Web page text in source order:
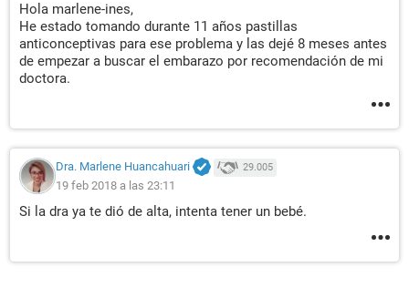
Hola marlene-ines,
He estado tomando durante 11 años pastillas
anticonceptivas para ese problema y las dejé 8 meses antes
de empezar a buscar el embarazo por recomendación de mi
doctora.
Dra. Marlene Huancahuari 29.005
19 feb 2018 a las 23:11
Si la dra ya te dió de alta, intenta tener un bebé.